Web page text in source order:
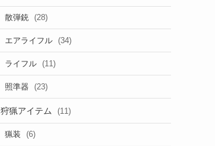
散弾銃 (28)
エアライフル (34)
ライフル (11)
照準器 (23)
狩猟アイテム (11)
猟装 (6)